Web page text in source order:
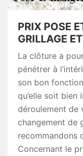
PRIX POSE
GRILLAGE
La clôture a
pénétrer à
son bon
qu’elle soit bien
déroulement de
changement de
recommandons
Concernant le